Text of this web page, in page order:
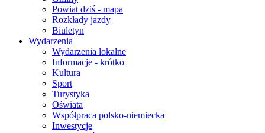
Powiat dziś - mapa
Rozkłady jazdy
Biuletyn
Wydarzenia
Wydarzenia lokalne
Informacje - krótko
Kultura
Sport
Turystyka
Oświata
Współpraca polsko-niemiecka
Inwestycje